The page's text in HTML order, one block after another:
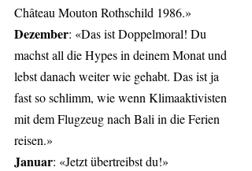
Château Mouton Rothschild 1986.»
Dezember: «Das ist Doppelmoral! Du
machst all die Hypes in deinem Monat und
lebst danach weiter wie gehabt. Das ist ja
fast so schlimm, wie wenn Klimaaktivisten
mit dem Flugzeug nach Bali in die Ferien
reisen.»
Januar: «Jetzt übertreibst du!»